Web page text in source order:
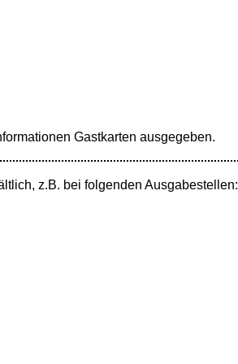
Gastkarten ausgegeben.
z.B. bei folgenden Ausgabestellen: